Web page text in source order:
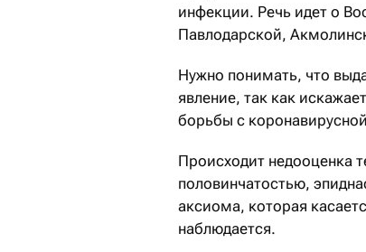
инфекции. Речь идет о
Павлодарской,
Нужно понимать, что
явление, так как
борьбы с
Происходит недооценка
половинчатостью,
аксиома, которая
наблюдается.